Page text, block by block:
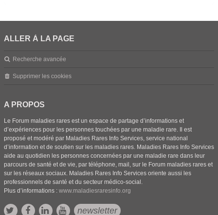
ALLER À LA PAGE
Recherche avancée
Supprimer les cookies
A PROPOS
Le Forum maladies rares est un espace de partage d’informations et
d’expériences pour les personnes touchées par une maladie rare. Il est
proposé et modéré par Maladies Rares Info Services, service national
d’information et de soutien sur les maladies rares. Maladies Rares Info Services
aide au quotidien les personnes concernées par une maladie rare dans leur
parcours de santé et de vie, par téléphone, mail, sur le Forum maladies rares et
sur les réseaux sociaux. Maladies Rares Info Services oriente aussi les
professionnels de santé et du secteur médico-social.
Plus d’informations : www.maladiesraresinfo.org
newsletter